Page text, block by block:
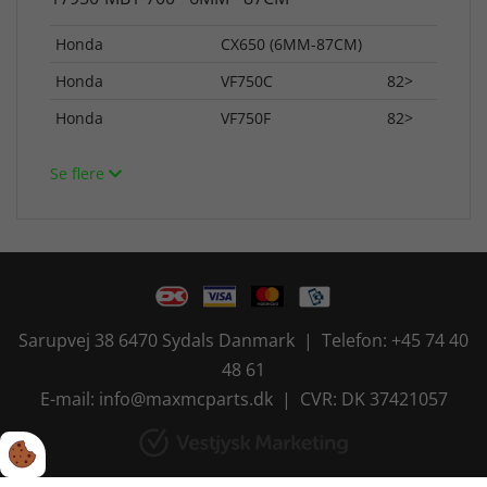
Honda
CX650 (6MM-87CM)
Honda
VF750C
82>
Honda
VF750F 82>
Se flere
Sarupvej 38 6470 Sydals Danmark | Telefon: +45 74 40
48 61
E-mail: info@maxmcparts.dk | CVR: DK 37421057